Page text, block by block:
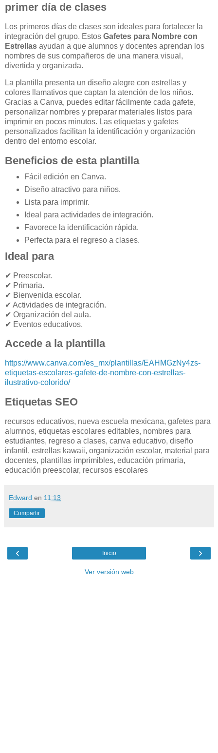
primer día de clases
Los primeros días de clases son ideales para fortalecer la
integración del grupo. Estos Gafetes para Nombre con
Estrellas ayudan a que alumnos y docentes aprendan los
nombres de sus compañeros de una manera visual,
divertida y organizada.
La plantilla presenta un diseño alegre con estrellas y
colores llamativos que captan la atención de los niños.
Gracias a Canva, puedes editar fácilmente cada gafete,
personalizar nombres y preparar materiales listos para
imprimir en pocos minutos. Las etiquetas y gafetes
personalizados facilitan la identificación y organización
dentro del entorno escolar.
Beneficios de esta plantilla
Fácil edición en Canva.
Diseño atractivo para niños.
Lista para imprimir.
Ideal para actividades de integración.
Favorece la identificación rápida.
Perfecta para el regreso a clases.
Ideal para
✔ Preescolar.
✔ Primaria.
✔ Bienvenida escolar.
✔ Actividades de integración.
✔ Organización del aula.
✔ Eventos educativos.
Accede a la plantilla
https://www.canva.com/es_mx/plantillas/EAHMGzNy4zs-
etiquetas-escolares-gafete-de-nombre-con-estrellas-
ilustrativo-colorido/
Etiquetas SEO
recursos educativos, nueva escuela mexicana, gafetes para
alumnos, etiquetas escolares editables, nombres para
estudiantes, regreso a clases, canva educativo, diseño
infantil, estrellas kawaii, organización escolar, material para
docentes, plantillas imprimibles, educación primaria,
educación preescolar, recursos escolares
Edward en 11:13
Compartir
‹ ›
Inicio
Ver versión web